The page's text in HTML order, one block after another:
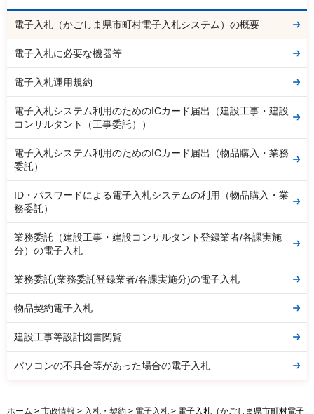
電子入札（かごしま県市町村電子入札システム）の概要
電子入札に必要な機器等
電子入札運用規約
電子入札システム利用のためのICカード届出（建設工事・建設
コンサルタント（工事委託））
電子入札システム利用のためのICカード届出（物品購入・業務
委託）
ID・パスワードによる電子入札システムの利用（物品購入・業
務委託）
業務委託（建設工事・建設コンサルタント登録業者/各課実施
分）の電子入札
業務委託(業務委託登録業者/各課実施分)の電子入札
物品契約電子入札
建設工事等設計図書閲覧
パソコンの不具合等があった場合の電子入札
ホーム > 市政情報 > 入札・契約 > 電子入札 > 電子入札（かごしま県市町村電子